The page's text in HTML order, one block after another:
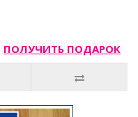
ПОЛУЧИТЬ ПОДАРОК